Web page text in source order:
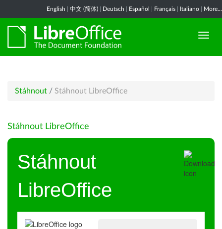
English 中文 (简体) Deutsch Español Français Italiano More...
Stáhnout / Stáhnout LibreOffice
Stáhnout LibreOffice
Stáhnout
LibreOffice